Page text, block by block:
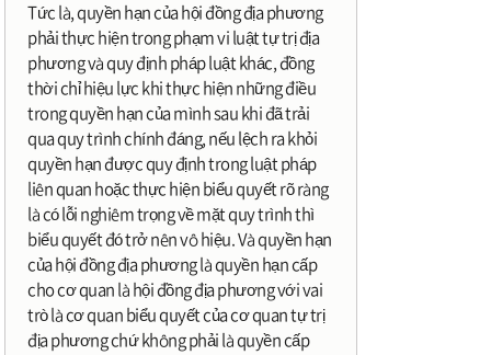
Tức là, quyền hạn của hội đồng địa phương
phải thực hiện trong phạm vi luật tự trị địa
phương và quy định pháp luật khác, đồng
thời chỉ hiệu lực khi thực hiện những điều
trong quyền hạn của mình sau khi đã trải
qua quy trình chính đáng, nếu lệch ra khỏi
quyền hạn được quy định trong luật pháp
liên quan hoặc thực hiện biểu quyết rõ ràng
là có lỗi nghiêm trọng về mặt quy trình thì
biểu quyết đó trở nên vô hiệu. Và quyền hạn
của hội đồng địa phương là quyền hạn cấp
cho cơ quan là hội đồng địa phương với vai
trò là cơ quan biểu quyết của cơ quan tự trị
địa phương chứ không phải là quyền cấp